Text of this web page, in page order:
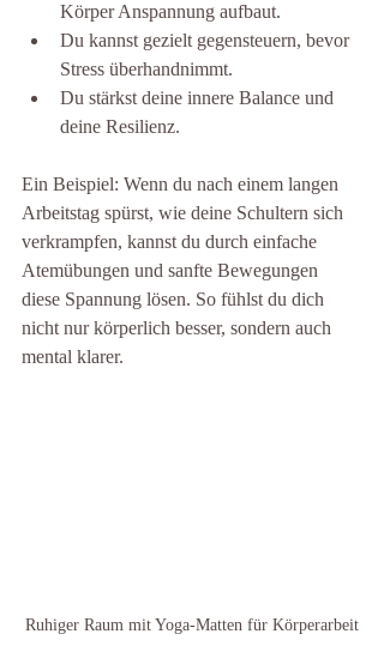
Körper Anspannung aufbaut.
Du kannst gezielt gegensteuern, bevor
Stress überhandnimmt.
Du stärkst deine innere Balance und
deine Resilienz.
Ein Beispiel: Wenn du nach einem langen
Arbeitstag spürst, wie deine Schultern sich
verkrampfen, kannst du durch einfache
Atemübungen und sanfte Bewegungen
diese Spannung lösen. So fühlst du dich
nicht nur körperlich besser, sondern auch
mental klarer.
Ruhiger Raum mit Yoga-Matten für Körperarbeit